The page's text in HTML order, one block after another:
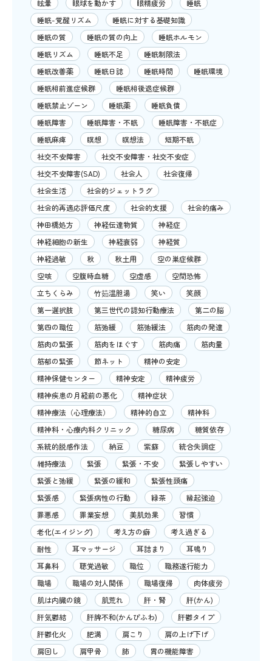
眩暈
眼球を動かす 眼精疲労
睡眠
睡眠-覚醒リズム
睡眠に対する基礎知識
睡眠の質
睡眠の質の向上
睡眠ホルモン
睡眠リズム
睡眠不足
睡眠制限法
睡眠改善薬
睡眠日誌 睡眠時間
睡眠環境
睡眠相前進症候群
睡眠相後退症候群
睡眠禁止ゾーン
睡眠薬
睡眠負債
睡眠障害
睡眠障害・不眠
睡眠障害・不眠症
睡眠麻痺
瞑想 瞑想法
短期不眠
社交不安障害
社交不安障害・社交不安症
社交不安障害(SAD)
社会人
社会復帰
社会生活
社会的ジェットラグ
社会的再適応評価尺度
社会的支援
社会的痛み
神田橋処方
神経伝達物質
神経症
神経細胞の新生
神経衰弱
神経質
神経過敏
秋 秋土用
空の巣症候群
空咳
空腹時血糖 空虚感
空間恐怖
立ちくらみ
竹筎温胆湯 笑い
笑顔
第一選択肢
第三世代の認知行動療法
第二の脳
第四の職位
筋弛緩 筋弛緩法
筋肉の発達
筋肉の緊張
筋肉をほぐす 筋肉痛
筋肉量
筋郁の緊張
節ネット
精神の安定
精神保健センター
精神安定
精神疲労
精神疾患の月経前の悪化
精神症状
精神療法（心理療法）
精神的自立
精神科
精神科・心療内科クリニック
糖尿病
糖質依存
系統的脱感作法
納豆 紫蘇
統合失調症
維持療法
緊張 緊張・不安
緊張しやすい
緊張と弛緩
緊張の緩和
緊張性頭痛
緊張感
緊張病性の行動 緑茶
縁起強迫
罪悪感
罪業妄想 美肌効果
習慣
老化(エイジング)
考え方の癖
考え過ぎる
耐性
耳マッサージ 耳詰まり
耳鳴り
耳鼻科
聴覚過敏 職位
職務遂行能力
職場
職場の対人関係 職場復帰
肉体疲労
肌は内臓の鏡
肌荒れ 肝・腎
肝(かん)
肝気鬱結
肝脾不和(かんぴふわ)
肝鬱タイプ
肝鬱化火
肥満 肩こり
肩の上げ下げ
肩回し
肩甲骨 肺
胃の機能障害